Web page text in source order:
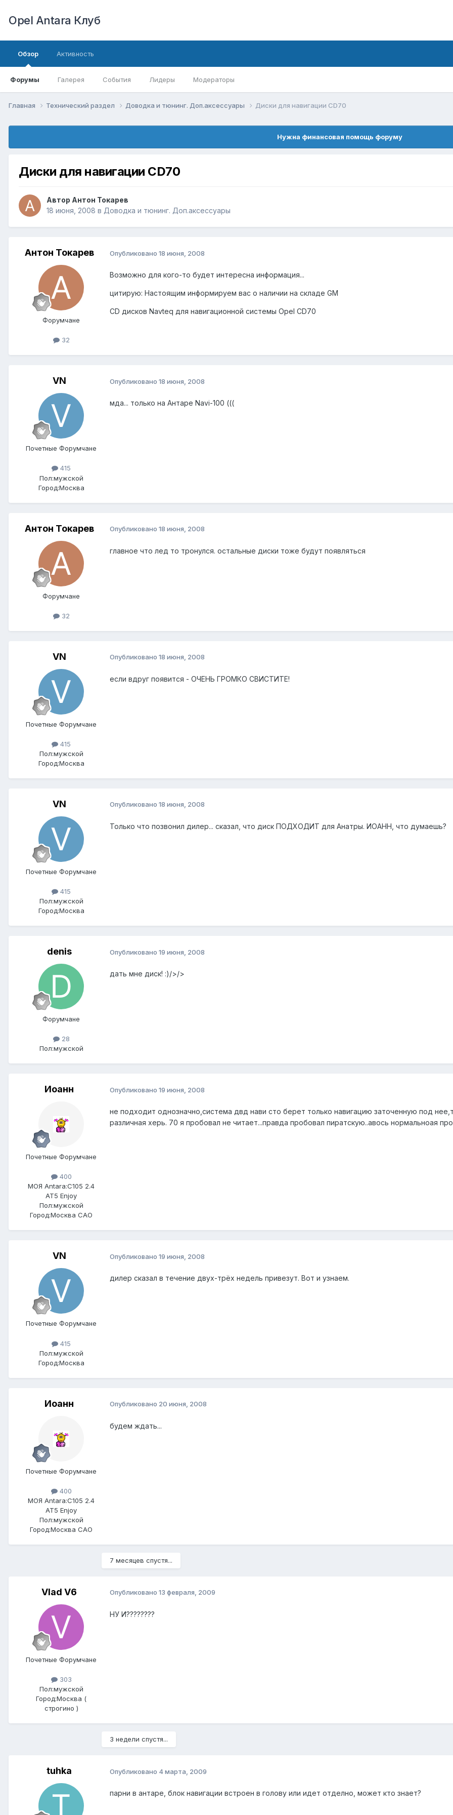
Opel Antara Клуб
Обзор
Форумы Галерея События Лидеры Модераторы
Активность
Главная Технический раздел Доводка и тюнинг. Доп.аксессуары Диски для навигации CD70
Нужна финансовая помощь форуму
Диски для навигации CD70
Автор Антон Токарев
18 июня, 2008 в Доводка и тюнинг. Доп.аксессуары
Антон Токарев
Форумчане
32
Опубликовано 18 июня, 2008
Возможно для кого-то будет интересна информация...
цитирую: Настоящим информируем вас о наличии на складе GM
CD дисков Navteq для навигационной системы Opel CD70
VN
Почетные Форумчане
415
Пол:мужской
Город:Москва
Опубликовано 18 июня, 2008
мда... только на Антаре Navi-100 (((
Антон Токарев
Форумчане
32
Опубликовано 18 июня, 2008
главное что лед то тронулся. остальные диски тоже будут появляться
VN
Почетные Форумчане
415
Пол:мужской
Город:Москва
Опубликовано 18 июня, 2008
если вдруг появится - ОЧЕНЬ ГРОМКО СВИСТИТЕ!
VN
Почетные Форумчане
415
Пол:мужской
Город:Москва
Опубликовано 18 июня, 2008
Только что позвонил дилер... сказал, что диск ПОДХОДИТ для Анатры. ИОАНН, что думаешь?
denis
Форумчане
28
Пол:мужской
Опубликовано 19 июня, 2008
дать мне диск! :)/>/>
Иоанн
Почетные Форумчане
400
МОЯ Antara:C105 2.4
AT5 Enjoy
Пол:мужской
Город:Москва САО
Опубликовано 19 июня, 2008
не подходит однозначно,система двд нави сто берет только навигацию заточенную под
различная херь. 70 я пробовал не читает...правда пробовал пиратскую..авось нормальноая
VN
Почетные Форумчане
415
Пол:мужской
Город:Москва
Опубликовано 19 июня, 2008
дилер сказал в течение двух-трёх недель привезут. Вот и узнаем.
Иоанн
Почетные Форумчане
400
МОЯ Antara:C105 2.4
AT5 Enjoy
Пол:мужской
Город:Москва САО
Опубликовано 20 июня, 2008
будем ждать...
7 месяцев спустя...
Vlad V6
Почетные Форумчане
303
Пол:мужской
Город:Москва (
строгино )
Опубликовано 13 февраля, 2009
НУ И????????
3 недели спустя...
tuhka Опубликовано 4 марта, 2009
парни в антаре, блок навигации встроен в голову или идет отделно, может кто знает?